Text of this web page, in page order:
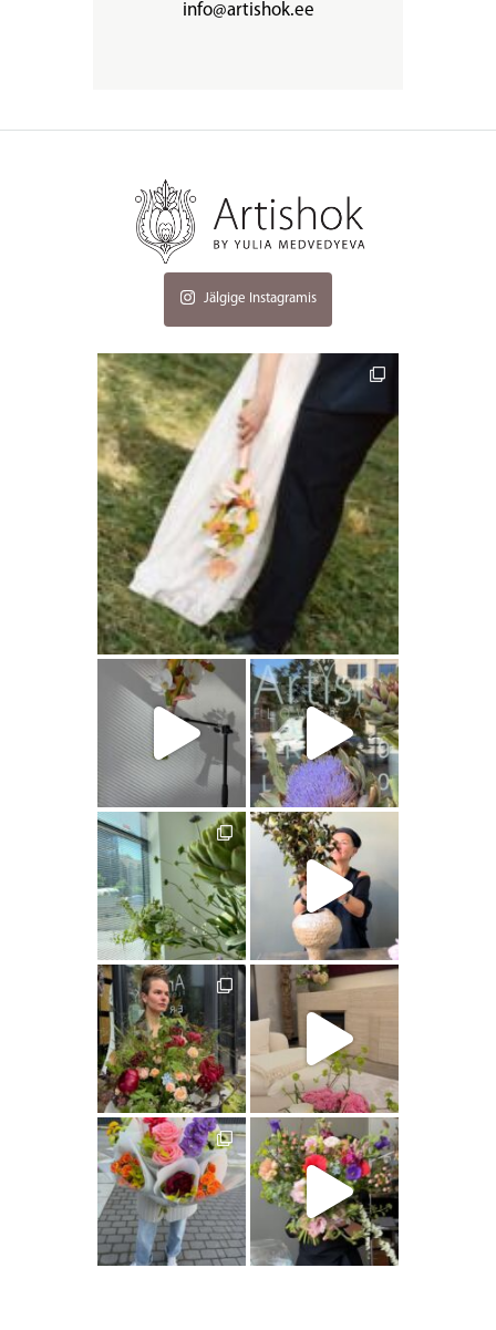
info@artishok.ee
Jälgige Instagramis
artishokflow
artishokflow artishokflow
artishokflow artishokflow
artishokflow artishokflow
artishokflow artishokflow